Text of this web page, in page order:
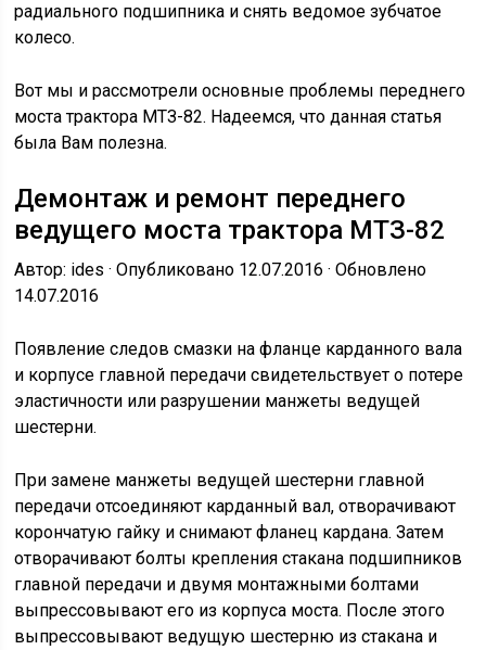
радиального подшипника и снять ведомое зубчатое
колесо.
Вот мы и рассмотрели основные проблемы переднего
моста трактора МТЗ-82. Надеемся, что данная статья
была Вам полезна.
Демонтаж и ремонт переднего
ведущего моста трактора МТЗ-82
Автор: ides · Опубликовано 12.07.2016 · Обновлено
14.07.2016
Появление следов смазки на фланце карданного вала
и корпусе главной передачи свидетельствует о потере
эластичности или разрушении манжеты ведущей
шестерни.
При замене манжеты ведущей шестерни главной
передачи отсоединяют карданный вал, отворачивают
корончатую гайку и снимают фланец кардана. Затем
отворачивают болты крепления стакана подшипников
главной передачи и двумя монтажными болтами
выпрессовывают его из корпуса моста. После этого
выпрессовывают ведущую шестерню из стакана и